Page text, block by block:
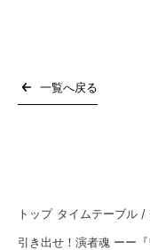
トップ タイムテーブル /
一覧へ戻る